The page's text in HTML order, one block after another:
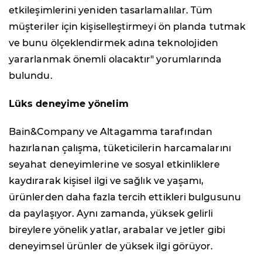
etkileşimlerini yeniden tasarlamalılar. Tüm
müşteriler için kişiselleştirmeyi ön planda tutmak
ve bunu ölçeklendirmek adına teknolojiden
yararlanmak önemli olacaktır" yorumlarında
bulundu.
Lüks deneyime yönelim
Bain&Company ve Altagamma tarafından
hazırlanan çalışma, tüketicilerin harcamalarını
seyahat deneyimlerine ve sosyal etkinliklere
kaydırarak kişisel ilgi ve sağlık ve yaşamı,
ürünlerden daha fazla tercih ettikleri bulgusunu
da paylaşıyor. Aynı zamanda, yüksek gelirli
bireylere yönelik yatlar, arabalar ve jetler gibi
deneyimsel ürünler de yüksek ilgi görüyor.